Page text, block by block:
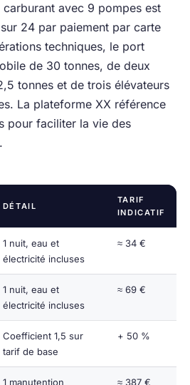
avec 9 pompes est
24 par paiement par carte
techniques, le port
de 30 tonnes, de deux
tonnes et de trois élévateurs
La plateforme XX référence
pour faciliter la vie des
DÉTAIL
TARIF
INDICATIF
1 nuit, eau et
électricité incluses
≈ 34 €
1 nuit, eau et
électricité incluses
≈ 69 €
Coefficient 1,5 sur
tarif de base
+ 50 %
1 manutention ≈ 387 €